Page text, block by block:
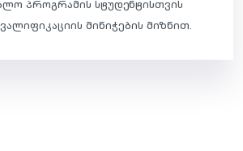
პროგრამის სტუდენტისთვის
მინიჭების მიზნით.